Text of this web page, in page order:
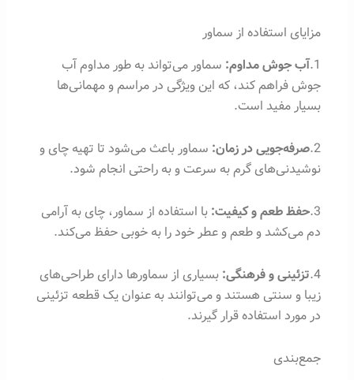
مزایای استفاده از سماور
1. آب جوش مداوم: سماور می‌تواند به طور مداوم آب
جوش فراهم کند، که این ویژگی در مراسم و مهمانی‌ها
بسیار مفید است.
2. صرفه‌جویی در زمان: سماور باعث می‌شود تا تهیه چای و
نوشیدنی‌های گرم به سرعت و به راحتی انجام شود.
3. حفظ طعم و کیفیت: با استفاده از سماور، چای به آرامی
دم می‌کشد و طعم و عطر خود را به خوبی حفظ می‌کند.
4. تزئینی و فرهنگی: بسیاری از سماورها دارای طراحی‌های
زیبا و سنتی هستند و می‌توانند به عنوان یک قطعه تزئینی
در مورد استفاده قرار گیرند.
جمع‌بندی